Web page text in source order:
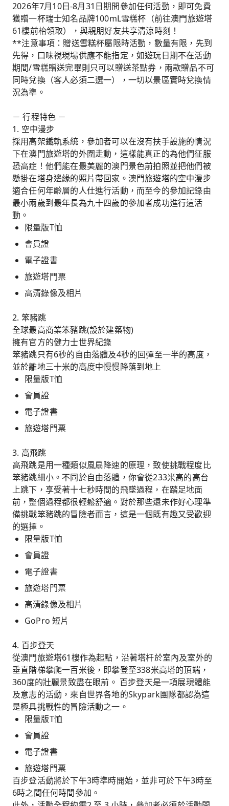
2026年7月10日-8月31日期間參加任何活動，即可免費
獲贈一杯瑞士知名品牌100mL雪糕杯（前往澳門旅遊塔
61樓前枱領取），與親朋好友共享清涼時刻！
**注意事項：贈送雪糕杯屬限時活動，數量有限，先到
先得，口味視現場供應不能指定，如遊玩日期不在活動
期間/雪糕贈送完畢則只可以贈送茶點券，兩款贈品不可
同時兌換（客人必須二選一），一切以景區實時兌換情
況為準。
－ 行程特色 －
1. 空中漫步
採用高架鐵軌系統，參加者可以在沒有扶手設施的情況
下在澳門旅遊塔的外圍走動，這樣能真正的為他們征服
恐高症！他們能在最美麗的澳門景色前拍照並把他們被
懸掛在塔身邊緣的照片帶回家。澳門旅遊塔的空中漫步
適合任何年齡層的人仕進行活動，而至今的參加記錄由
最小兩歲到最年長為九十四歲的參加者成功進行這活
動。
限量版T恤
會員證
電子證書
旅遊塔門票
高清錄像及相片
2. 笨豬跳
全球最高商業笨豬跳(設於建築物)
擁有官方的健力士世界紀錄
笨豬跳只有6秒的自由落體及4秒的回彈至一半的高度，
並於離地三十米的高度中慢慢降落到地上
限量版T恤
會員證
電子證書
旅遊塔門票
3. 高飛跳
高飛跳是用一種類似風扇降速的原理，致使挑戰程度比
笨豬跳細小。不同於自由落體，你會從233米高的高台
上跳下，享受著十七秒時間的飛墜過程，在踏足地面
前，整個過程都很輕鬆舒適。對於那些還未作好心理準
備挑戰笨豬跳的冒險者而言，這是一個既有趣又受歡迎
的選擇。
限量版T恤
會員證
電子證書
旅遊塔門票
高清錄像及相片
GoPro 短片
4. 百步登天
從澳門旅遊塔61樓作為起點，沿著塔杆於室內及室外的
垂直階梯攀爬一百米後，即攀登至338米高塔的頂端，
360度的壯麗景致盡在眼前。 百步登天是一項展現體能
及意志的活動，來自世界各地的Skypark團隊都認為這
是極具挑戰性的冒險活動之一。
限量版T恤
會員證
電子證書
旅遊塔門票
百步登活動將於下午3時準時開始，並非可於下午3時至
6時之間任何時間參加。